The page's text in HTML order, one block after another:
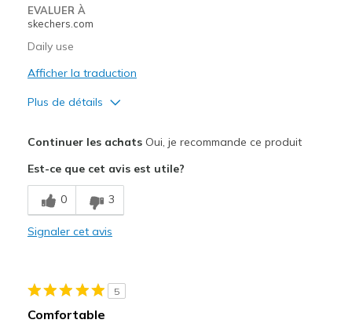
EVALUER À
skechers.com
Daily use
Afficher la traduction
Plus de détails
Breathe Well
Comfortable
Wear Out Quickly
Continuer les achatsOui, je recommande ce produit
Est-ce que cet avis est utile?
0 3
Signaler cet avis
5
Comfortable